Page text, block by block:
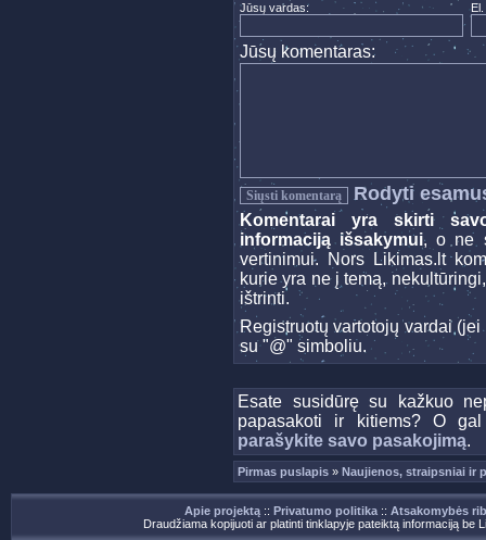
Jūsų vardas:
Jūsų komentaras:
Rodyti
Komentarai yra skirti
informaciją išsakymui, o ne
vertinimui. Nors Likimas.lt
kurie yra ne į temą,
ištrinti.
Registruotų vartotojų vardai
su "@" simboliu.
Esate susidūrę su kažkuo
papasakoti ir kitiems? O
parašykite savo pasakojimą.
Pirmas puslapis » Naujienos, straipsniai ir
Apie projektą :: Privatumo politika :: Atsakomybės
Draudžiama kopijuoti ar platinti tinklapyje pateiktą informaciją be